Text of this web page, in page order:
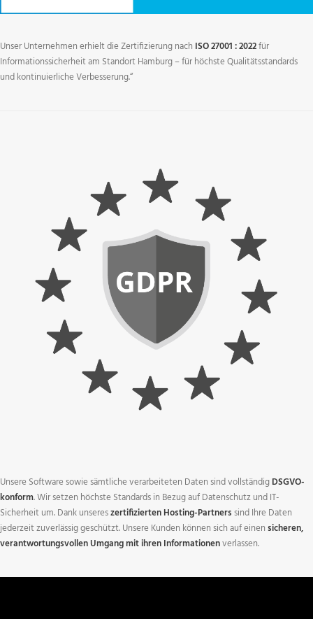
Unser Unternehmen erhielt die Zertifizierung nach ISO 27001 : 2022für
Informationssicherheit am Standort Hamburg – für höchste Qualitätsstandards
und kontinuierliche Verbesserung.“
Unsere Software sowie sämtliche verarbeiteten Daten sind vollständigDSGVO-
konform. Wir setzen höchste Standards in Bezug auf Datenschutz und IT-
Sicherheit um. Dank unsereszertifizierten Hosting-Partnerssind Ihre Daten
jederzeit zuverlässig geschützt. Unsere Kunden können sich auf einensicheren,
verantwortungsvollen Umgang mit ihren Informationenverlassen.